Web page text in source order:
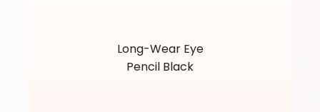
Long-Wear Eye
Pencil Black